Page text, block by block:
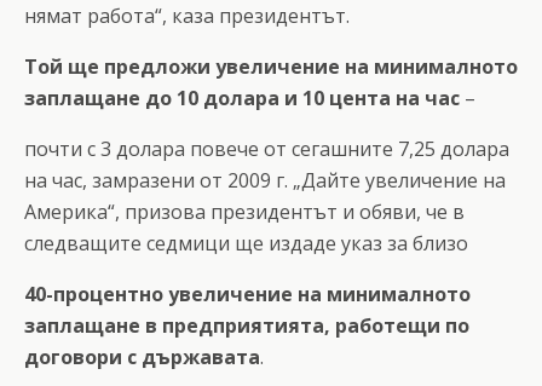
нямат работа“, каза президентът.
Той ще предложи увеличение на минималното
заплащане до 10 долара и 10 цента на час –
почти с 3 долара повече от сегашните 7,25 долара
на час, замразени от 2009 г. „Дайте увеличение на
Америка“, призова президентът и обяви, че в
следващите седмици ще издаде указ за близо
40-процентно увеличение на минималното
заплащане в предприятията, работещи по
договори с държавата.